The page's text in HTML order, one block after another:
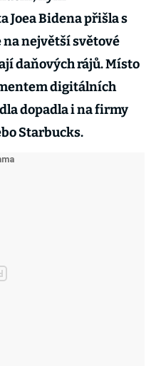
Bidena přišla s
největší světové
daňových rájů. Místo
digitálních
dopadla i na firmy
Starbucks.